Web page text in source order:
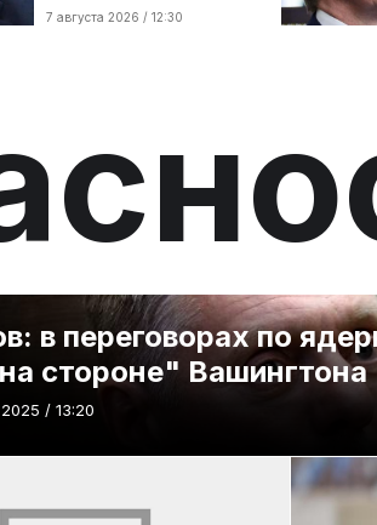
7 августа 2026 / 12:30
в переговорах по
стороне" Вашингтона
/ 13:20